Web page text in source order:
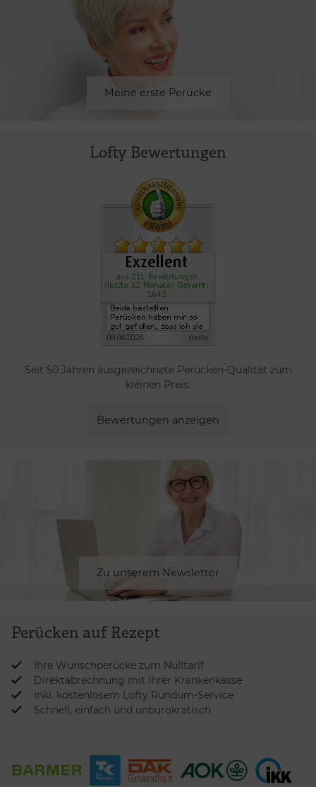
Meine erste Perücke
Lofty Bewertungen
Seit 50 Jahren ausgezeichnete Perücken-Qualität zum
kleinen Preis.
Bewertungen anzeigen
Zu unserem Newsletter
Perücken auf Rezept
Ihre Wunschperücke zum Nulltarif
Direktabrechnung mit Ihrer Krankenkasse
inkl. kostenlosem Lofty Rundum-Service
Schnell, einfach und unbürokratisch